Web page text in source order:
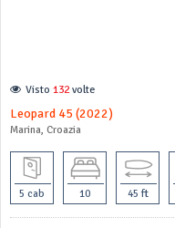
Visto 132 volte
Leopard 45 (2022)
Marina, Croazia
5 cab 10 45 ft